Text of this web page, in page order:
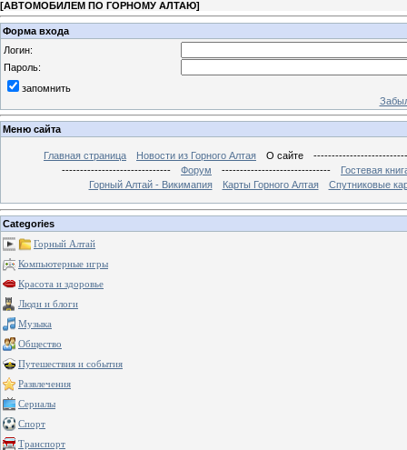
[АВТОМОБИЛЕМ ПО ГОРНОМУ АЛТАЮ]
Форма входа
Логин:
Пароль:
запомнить
Меню сайта
Главная страница Новости из Горного Алтая О сайте
------------------------------
Форум ------------------------------
Гостевая
Горный Алтай - Викимапия
Карты Горного Алтая Спутниковые
Categories
Горный Алтай
Компьютерные игры
Красота и здоровье
Люди и блоги
Музыка
Общество
Путешествия и события
Развлечения
Сериалы
Спорт
Транспорт